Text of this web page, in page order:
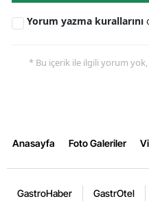
Yorum yazma kurallarını
* Bu içerik ile ilgili yorum yok,
Anasayfa Foto Galeriler
GastroHaber GastrOtel